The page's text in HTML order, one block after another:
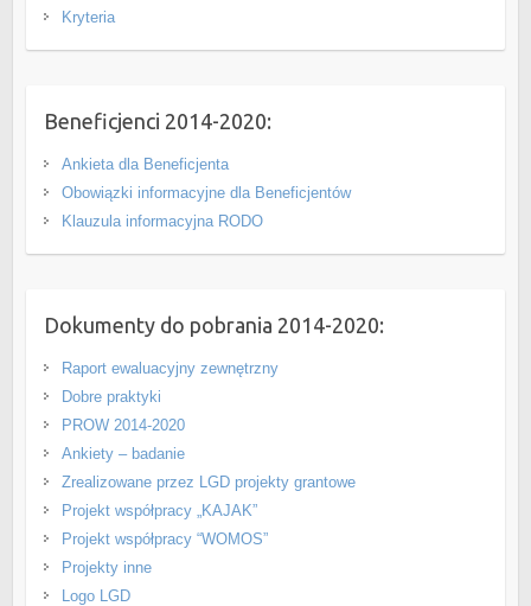
Kryteria
Beneficjenci 2014-2020:
Ankieta dla Beneficjenta
Obowiązki informacyjne dla Beneficjentów
Klauzula informacyjna RODO
Dokumenty do pobrania 2014-2020:
Raport ewaluacyjny zewnętrzny
Dobre praktyki
PROW 2014-2020
Ankiety – badanie
Zrealizowane przez LGD projekty grantowe
Projekt współpracy „KAJAK”
Projekt współpracy “WOMOS”
Projekty inne
Logo LGD